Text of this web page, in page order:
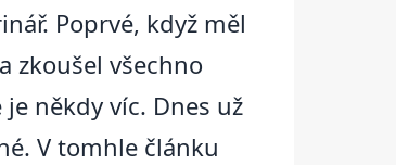
Poprvé, když měl
zkoušel všechno
někdy víc. Dnes už
V tomhle článku